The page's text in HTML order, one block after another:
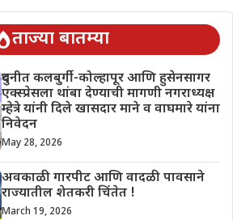
ताज्या बातम्या
दुधनीत कलबुर्गी-कोल्हापूर आणि हुसेनसागर
एक्स्प्रेसला थांबा देण्याची मागणी नगराध्यक्ष
म्हेत्रे यांनी दिले खासदार माने व वाघमारे यांना
निवेदन
May 28, 2026
अवकाळी गारपीट आणि वादळी पावसाने
राज्यातील शेतकरी चिंतेत !
March 19, 2026